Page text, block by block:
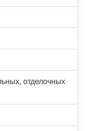
отделочных